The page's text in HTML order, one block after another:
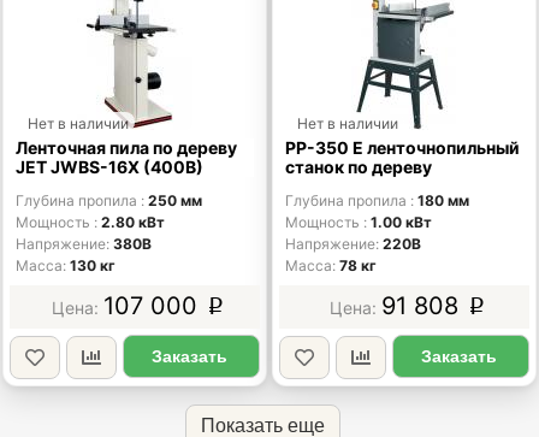
Нет в наличии
Ленточная пила по дереву
JET JWBS-16X (400В)
Глубина пропила
250 мм
Мощность
2.80 кВт
Напряжение 380В
Масса 130 кг
107 000 p
Заказать
Нет в наличии
PP-350 E ленточнопильный
станок по дереву
Глубина пропила
180 мм
Мощность
1.00 кВт
Напряжение 220В
Масса 78 кг
91 808 p
Заказать
Показать еще